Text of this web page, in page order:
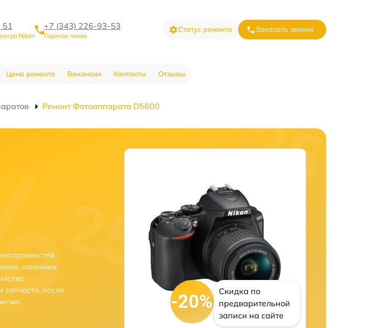
51
Nikon
+7 (343) 226-93-53
Горячая линия
Статус ремонта Заказать звонок
Цена ремонта Вакансии Контакты Отзывы
Ремонт Фотоаппарата D5600
заменяем
после
-20%
Скидка по
предварительной
записи на сайте